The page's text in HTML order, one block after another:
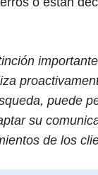
puede
su
de los